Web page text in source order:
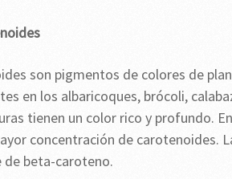
son pigmentos de colores de
en los albaricoques, brócoli,
tienen un color rico y profundo.
concentración de carotenoides.
de beta-caroteno.